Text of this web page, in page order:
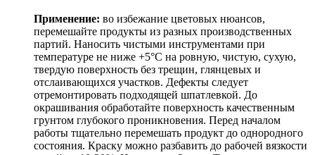
Применение: во избежание цветовых нюансов,
перемешайте продукты из разных производственных
партий. Наносить чистыми инструментами при
температуре не ниже +5°С на ровную, чистую, сухую,
твердую поверхность без трещин, глянцевых и
отслаивающихся участков. Дефекты следует
отремонтировать подходящей шпатлевкой. До
окрашивания обработайте поверхность качественным
грунтом глубокого проникновения. Перед началом
работы тщательно перемешать продукт до однородного
состояния. Краску можно разбавить до рабочей вязкости